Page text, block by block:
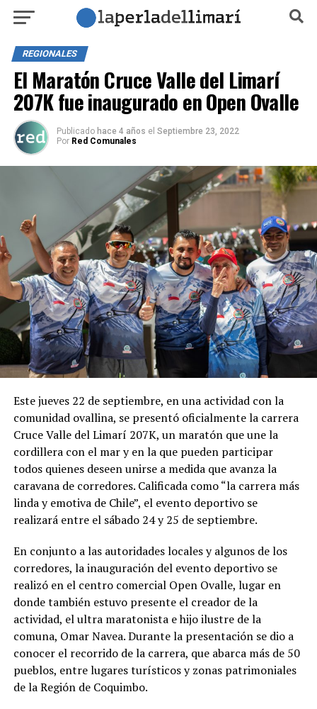
REGIONALES
El Maratón Cruce Valle del Limarí
207K fue inaugurado en Open Ovalle
Publicado hace 4 años el Septiembre 23, 2022
Por Red Comunales
Este jueves 22 de septiembre, en una actividad con la
comunidad ovallina, se presentó oficialmente la carrera
Cruce Valle del Limarí 207K, un maratón que une la
cordillera con el mar y en la que pueden participar
todos quienes deseen unirse a medida que avanza la
caravana de corredores. Calificada como “la carrera más
linda y emotiva de Chile”, el evento deportivo se
realizará entre el sábado 24 y 25 de septiembre.
En conjunto a las autoridades locales y algunos de los
corredores, la inauguración del evento deportivo se
realizó en el centro comercial Open Ovalle, lugar en
donde también estuvo presente el creador de la
actividad, el ultra maratonista e hijo ilustre de la
comuna, Omar Navea. Durante la presentación se dio a
conocer el recorrido de la carrera, que abarca más de 50
pueblos, entre lugares turísticos y zonas patrimoniales
de la Región de Coquimbo.